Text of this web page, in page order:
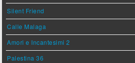
Silent Friend
Calle Malaga
Amori e Incantesimi 2
Palestina 36